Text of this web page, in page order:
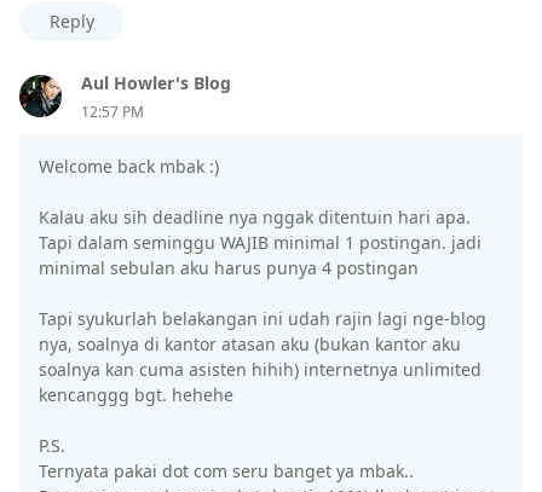
Reply
Aul Howler's Blog
12:57 PM
Welcome back mbak :)
Kalau aku sih deadline nya nggak ditentuin hari apa.
Tapi dalam seminggu WAJIB minimal 1 postingan. jadi
minimal sebulan aku harus punya 4 postingan
Tapi syukurlah belakangan ini udah rajin lagi nge-blog
nya, soalnya di kantor atasan aku (bukan kantor aku
soalnya kan cuma asisten hihih) internetnya unlimited
kencanggg bgt. hehehe
P.S.
Ternyata pakai dot com seru banget ya mbak..